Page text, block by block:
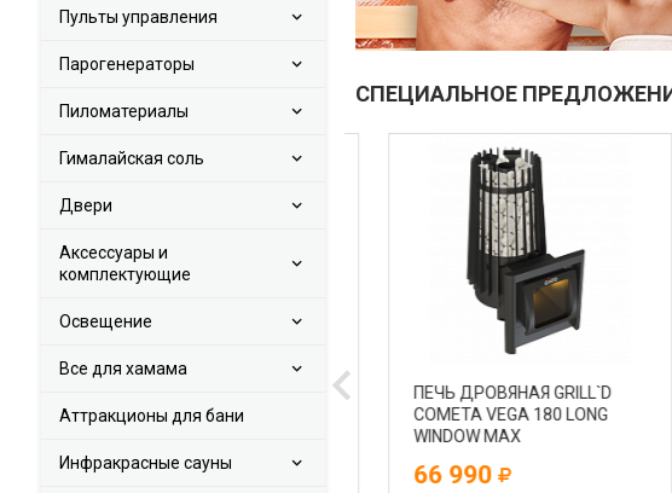
Пульты управления
Парогенераторы
Пиломатериалы
Гималайская соль
Двери
Аксессуары и
комплектующие
Освещение
Все для хамама
Аттракционы для бани
Инфракрасные сауны
ПОДРОБНЕЕ
СПЕЦИАЛЬНОЕ
HARVIA LEGEND PO11 БЕЗ
165 470
ПЕЧЬ ДРОВЯНАЯ GRILL`D
COMETA VEGA 180 LONG
WINDOW MAX
66 990